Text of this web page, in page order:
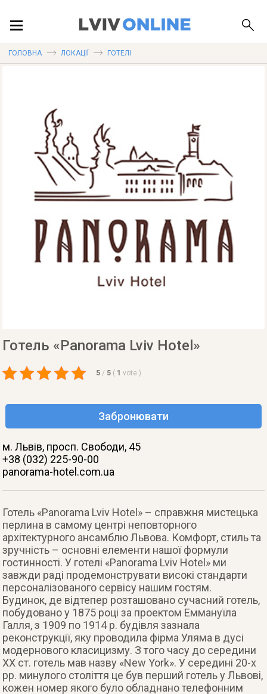
ПУБЛІКАЦІЇ
ГОЛОВНА ЛОКАЦІЇ ГОТЕЛІ
Готель «Panorama Lviv Hotel»
5 / 5 ( 1 vote )
Забронювати
м. Львів, просп. Свободи, 45
+38 (032) 225-90-00
panorama-hotel.com.ua
Готель «Panorama Lviv Hotel» – справжня мистецька
перлина в самому центрі неповторного
архітектурного ансамблю Львова. Комфорт, стиль та
зручність – основні елементи нашої формули
гостинності. У готелі «Panorama Lviv Hotel» ми
завжди раді продемонструвати високі стандарти
персоналізованого сервісу нашим гостям.
Будинок, де відтепер розташовано сучасний готель,
побудовано у 1875 році за проектом Еммануїла
Галля, з 1909 по 1914 р. будівля зазнала
реконструкції, яку проводила фірма Уляма в дусі
модернового класицизму. З того часу до середини
ХХ ст. готель мав назву «New York». У середині 20-х
рр. минулого століття це був перший готель у Львові,
кожен номер якого було обладнано телефонним